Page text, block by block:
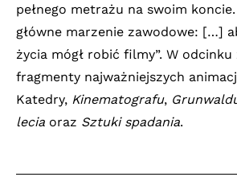
pełnego metrażu na swoim
główne marzenie zawodowe: […]
życia mógł robić filmy”. W odcinku
fragmenty najważniejszych
Katedry, Kinematografu,
lecia oraz Sztuki spadania.